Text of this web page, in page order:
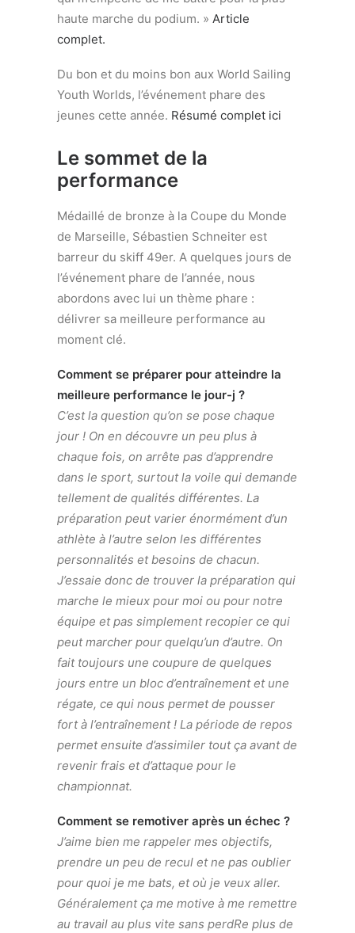
haute marche du podium. » Article
complet.
Du bon et du moins bon aux World Sailing
Youth Worlds, l’événement phare des
jeunes cette année. Résumé complet ici
Le sommet de la
performance
Médaillé de bronze à la Coupe du Monde
de Marseille, Sébastien Schneiter est
barreur du skiff 49er. A quelques jours de
l’événement phare de l’année, nous
abordons avec lui un thème phare :
délivrer sa meilleure performance au
moment clé.
Comment se préparer pour atteindre la
meilleure performance le jour-j ?
C’est la question qu’on se pose chaque
jour ! On en découvre un peu plus à
chaque fois, on arrête pas d’apprendre
dans le sport, surtout la voile qui demande
tellement de qualités différentes. La
préparation peut varier énormément d’un
athlète à l’autre selon les différentes
personnalités et besoins de chacun.
J’essaie donc de trouver la préparation qui
marche le mieux pour moi ou pour notre
équipe et pas simplement recopier ce qui
peut marcher pour quelqu’un d’autre. On
fait toujours une coupure de quelques
jours entre un bloc d’entraînement et une
régate, ce qui nous permet de pousser
fort à l’entraînement ! La période de repos
permet ensuite d’assimiler tout ça avant de
revenir frais et d’attaque pour le
championnat.
Comment se remotiver après un échec ?
J’aime bien me rappeler mes objectifs,
prendre un peu de recul et ne pas oublier
pour quoi je me bats, et où je veux aller.
Généralement ça me motive à me remettre
au travail au plus vite sans perdRe plus de